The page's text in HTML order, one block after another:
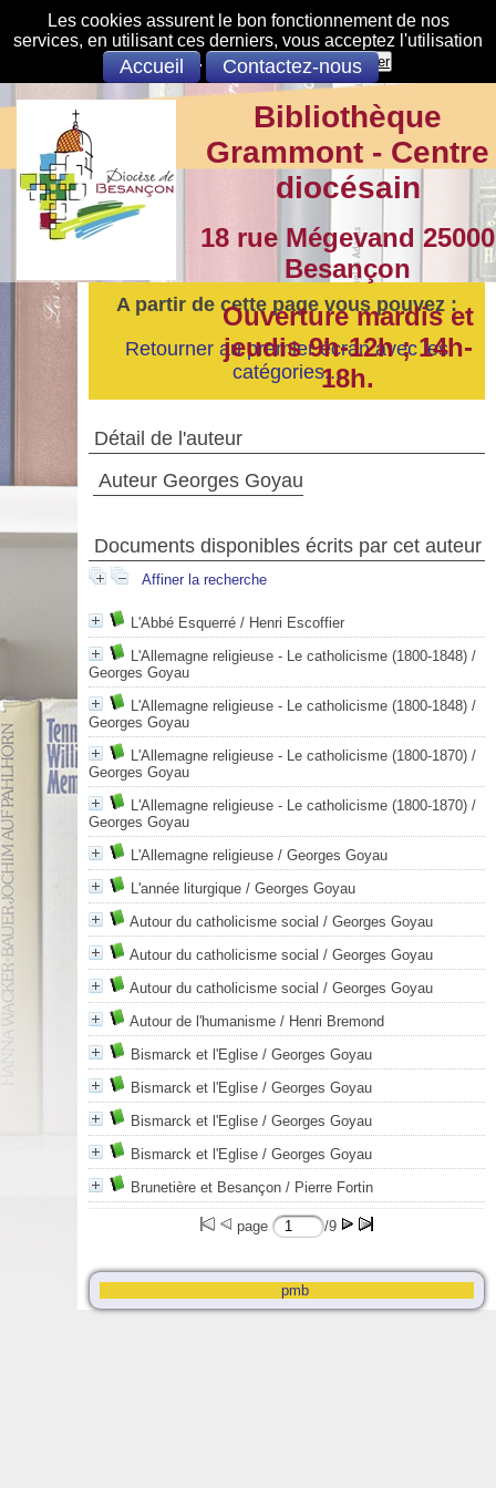
Les cookies assurent le bon fonctionnement de nos
services, en utilisant ces derniers, vous acceptez l'utilisation
des cookies.
S'opposer Accepter
Accueil Contactez-nous
A partir de cette page vous pouvez :
Retourner au premier écran avec les
catégories...
Détail de l'auteur
Auteur Georges Goyau
Documents disponibles écrits par cet auteur
Affiner la recherche
L'Abbé Esquerré/ Henri Escoffier
L'Allemagne religieuse - Le catholicisme (1800-1848)/
Georges Goyau
L'Allemagne religieuse - Le catholicisme (1800-1848)/
Georges Goyau
L'Allemagne religieuse - Le catholicisme (1800-1870)/
Georges Goyau
L'Allemagne religieuse - Le catholicisme (1800-1870)/
Georges Goyau
L'Allemagne religieuse/ Georges Goyau
L'année liturgique/ Georges Goyau
Autour du catholicisme social / Georges Goyau
Autour du catholicisme social / Georges Goyau
Autour du catholicisme social / Georges Goyau
Autour de l'humanisme/ Henri Bremond
Bismarck et l'Eglise/ Georges Goyau
Bismarck et l'Eglise/ Georges Goyau
Bismarck et l'Eglise/ Georges Goyau
Bismarck et l'Eglise/ Georges Goyau
Brunetière et Besançon/ Pierre Fortin
page /9
pmb
Bibliothèque
Grammont - Centre
diocésain
18 rue Mégevand 25000
Besançon
Ouverture mardis et
jeudis 9h-12h ; 14h-
18h.